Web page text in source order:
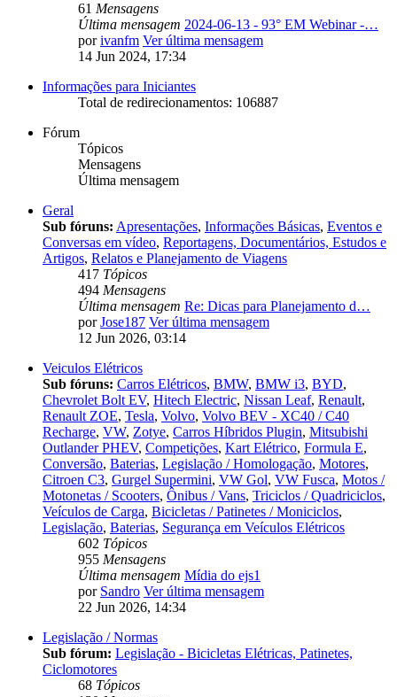
61 Mensagens
Última mensagem 2024-06-13 - 93° EM Webinar -…
porivanfm Ver última mensagem
14 Jun 2024, 17:34
Informações para Iniciantes
Total de redirecionamentos: 106887
Fórum
Tópicos
Mensagens
Última mensagem
Geral
Sub fóruns: Apresentações, Informações Básicas, Eventos e
Conversas em vídeo, Reportagens, Documentários, Estudos e
Artigos, Relatos e Planejamento de Viagens
417 Tópicos
494 Mensagens
Última mensagem Re: Dicas para Planejamento d…
porJose187 Ver última mensagem
12 Jun 2026, 03:14
Veiculos Elétricos
Sub fóruns: Carros Elétricos, BMW, BMW i3, BYD,
Chevrolet Bolt EV, Hitech Electric, Nissan Leaf, Renault,
Renault ZOE, Tesla, Volvo, Volvo BEV - XC40 / C40
Recharge, VW, Zotye, Carros Híbridos Plugin, Mitsubishi
Outlander PHEV, Competições, Kart Elétrico, Formula E,
Conversão, Baterias, Legislação / Homologação, Motores,
Citroen C3, Gurgel Supermini, VW Gol, VW Fusca, Motos /
Motonetas / Scooters, Ônibus / Vans, Triciclos / Quadriciclos,
Veículos de Carga, Bicicletas / Patinetes / Moniciclos,
Legislação, Baterias, Segurança em Veículos Elétricos
602 Tópicos
955 Mensagens
Última mensagem Mídia do ejs1
por Sandro Ver última mensagem
22 Jun 2026, 14:34
Legislação / Normas
Sub fórum: Legislação - Bicicletas Elétricas, Patinetes,
Ciclomotores
68 Tópicos